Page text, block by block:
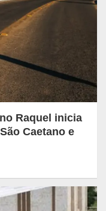
Raquel inicia
Caetano e